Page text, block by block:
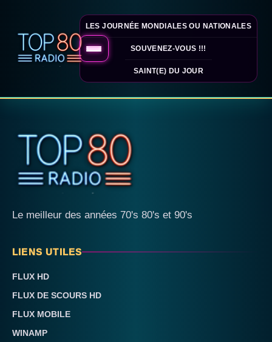
LES JOURNÉE MONDIALES OU NATIONALES
SOUVENEZ-VOUS !!!
SAINT(E) DU JOUR
Le meilleur des années 70's 80's et 90's
LIENS UTILES
FLUX HD
FLUX DE SCOURS HD
FLUX MOBILE
WINAMP